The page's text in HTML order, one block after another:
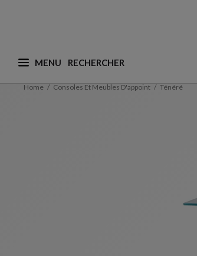
MENU
Que recherchez-vous ? (nous
Home Consoles Et Meubles D'appoint Ténéré